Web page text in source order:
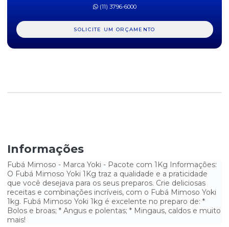
FARINHA DE TRIGO ROSA BRANCA 5KG
FUBÁ MIMOSO HIKARI 500G
FUBÁ MIMOSO HIKARI 500G
FUBÁ MIMOSO HIKARI 5KG
FUBÁ MIMOSO XODÓMILHO 1KG
(11) 3796-6000
SOLICITE UM ORÇAMENTO
Informações
Fubá Mimoso - Marca Yoki - Pacote com 1Kg Informações:
O Fubá Mimoso Yoki 1Kg traz a qualidade e a praticidade
que você desejava para os seus preparos. Crie deliciosas
receitas e combinações incríveis, com o Fubá Mimoso Yoki
1kg. Fubá Mimoso Yoki 1kg é excelente no preparo de: *
Bolos e broas; * Angus e polentas; * Mingaus, caldos e muito
mais!